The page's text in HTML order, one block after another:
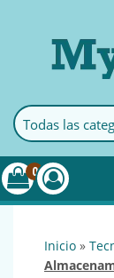
0
inicio »